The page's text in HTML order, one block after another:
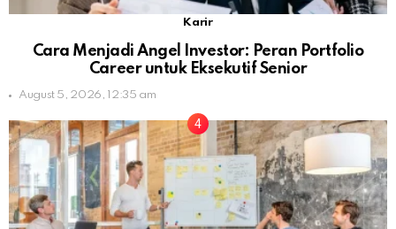
Karir
Cara Menjadi Angel Investor: Peran Portfolio
Career untuk Eksekutif Senior
August 5, 2026, 12:35 am